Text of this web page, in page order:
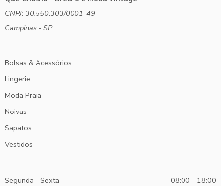
CNPJ: 30.550.303/0001-49
Campinas - SP
Bolsas & Acessórios
Lingerie
Moda Praia
Noivas
Sapatos
Vestidos
Segunda - Sexta
08:00 - 18:00